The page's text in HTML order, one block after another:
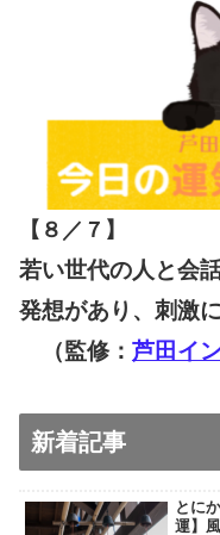
【８／７ 】
若い世代の人と会
発想があり、刺激
（監修： 芦田イ
新着記事
とに
運】